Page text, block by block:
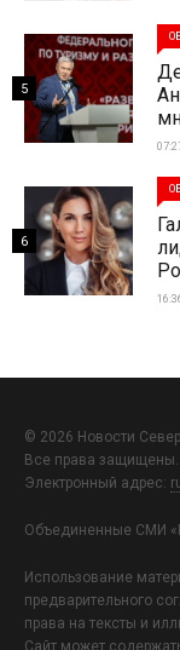
5
6
© 2026 Новости
Все права защищены.
Электронный адрес:
Объединенные СМИ
Использование
предварительного
права на тексты и
Сайт может